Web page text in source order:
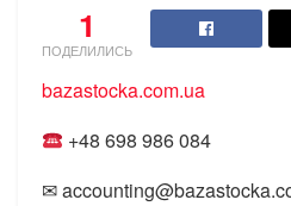
1
ПОДЕЛИЛИСЬ
bazastocka.com.ua
+48 698 986 084
✉